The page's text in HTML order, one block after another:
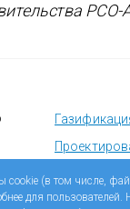
РСО-
Учебный
cookie (в том числе,
для